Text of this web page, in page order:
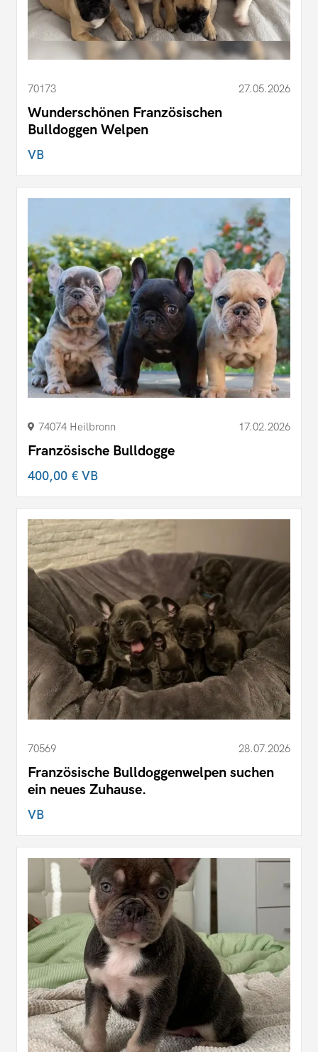
70173 27.05.2026
Wunderschönen Französischen
Bulldoggen Welpen
VB
74074 Heilbronn 17.02.2026
Französische Bulldogge
400,00 €VB
70569 28.07.2026
Französische Bulldoggenwelpen suchen
ein neues Zuhause.
VB